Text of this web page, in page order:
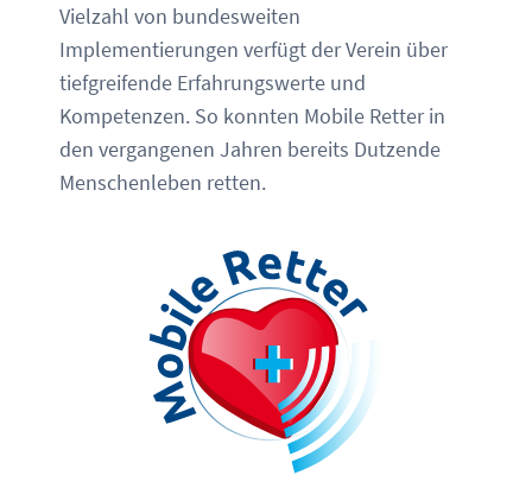
Vielzahl von bundesweiten
Implementierungen verfügt der Verein über
tiefgreifende Erfahrungswerte und
Kompetenzen. So konnten Mobile Retter in
den vergangenen Jahren bereits Dutzende
Menschenleben retten.